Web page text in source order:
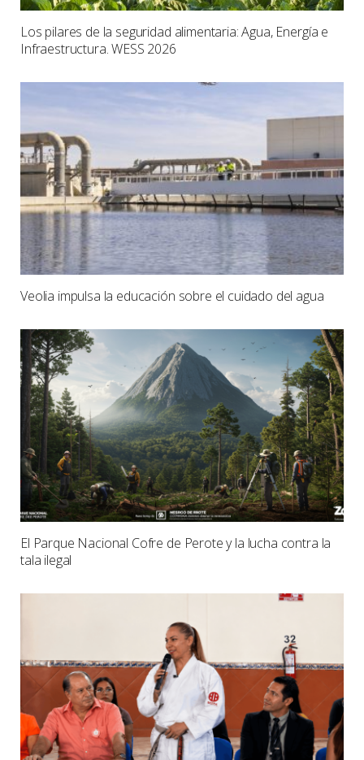
Los pilares de la seguridad alimentaria: Agua, Energía e
Infraestructura. WESS 2026
Veolia impulsa la educación sobre el cuidado del agua
El Parque Nacional Cofre de Perote y la lucha contra la
tala ilegal